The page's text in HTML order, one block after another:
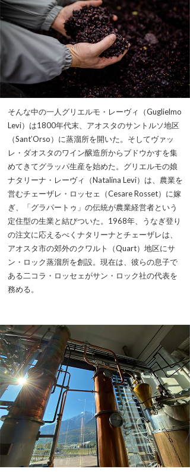
そんな中の一人グリエルモ・レーヴィ（Guglielmo
Levi）は1800年代末、アオスタのサントルソ地区
（Sant’Orso）に蒸溜所を開いた。そしてヴァッ
レ・ダオスタのワイン醸造所からブドウかすを集
めてきてグラッパ生産を始めた。グリエルモの娘
ナタリーナ・レーヴィ（Natalina Levi）は、農業を
営むチェーザレ・ロッセェ（Cesare Rosset）に嫁
ぎ、「グラパートゥ」の伝統が農業経営者という
定住型の生業と結びついた。1968年、うなぎ登り
の注文に応えるべくナタリーナとチェーザレは、
アオスタ市の郊外のクワルト（Quart）地区にサ
ン・ロック蒸溜所を創設。現在は、彼らの息子で
ある二コラ・ロッセェがサン・ロック社の代表を
務める。